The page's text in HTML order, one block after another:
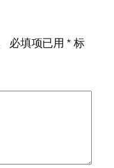
必填项已用*标